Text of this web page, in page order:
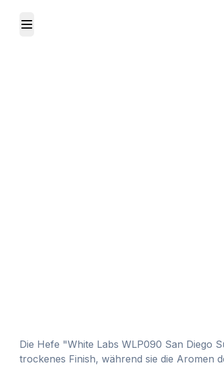
Toggle Menu
Die Hefe "White Labs WLP090 San Diego
trockenes Finish, während sie die Aromen